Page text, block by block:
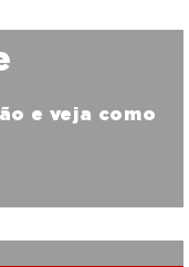
e veja como